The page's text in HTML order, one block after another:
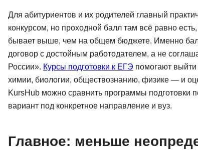
Для абитуриентов и их родителей главный
конкурсом, но проходной балл там всё равно
бывает выше, чем на общем бюджете. Именно
договор с достойным работодателем, а не
России». Курсы подготовки к ЕГЭ помогают
химии, биологии, обществознанию, физике — и
KursHub можно сравнить программы подготовки
вариант под конкретное направление и вуз.
Главное: меньше